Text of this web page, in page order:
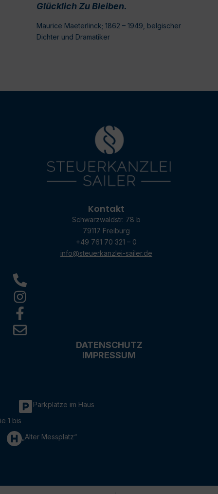
Glücklich Zu Bleiben.
Maurice Maeterlinck; 1862 – 1949, belgischer
Dichter und Dramatiker
Kontakt
Schwarzwaldstr. 78 b
79117 Freiburg
+49 761 70 321 – 0
info@steuerkanzlei-sailer.de
DATENSCHUTZ
IMPRESSUM
Parkplätze im Haus
1 bis
„Alter Messplatz“